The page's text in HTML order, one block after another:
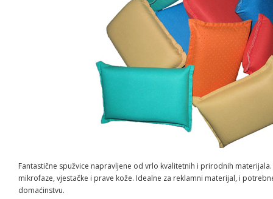
Fantastične spužvice napravljene od vrlo kvalitetnih i prirodnih
mikrofaze, vjestačke i prave kože. Idealne za reklamni materijal, i
domaćinstvu.